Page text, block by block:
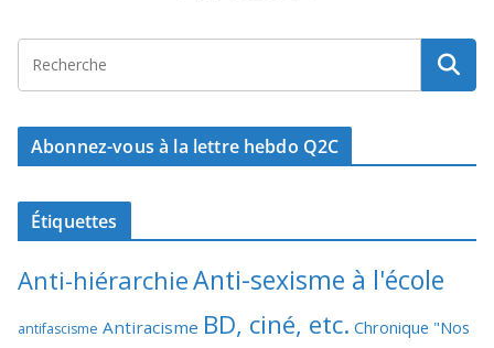
Abonnez-vous à la lettre hebdo Q2C
Étiquettes
Anti-hiérarchieAnti-sexisme à l'école
antifascisme Antiracisme BD, ciné, etc. Chronique "Nos